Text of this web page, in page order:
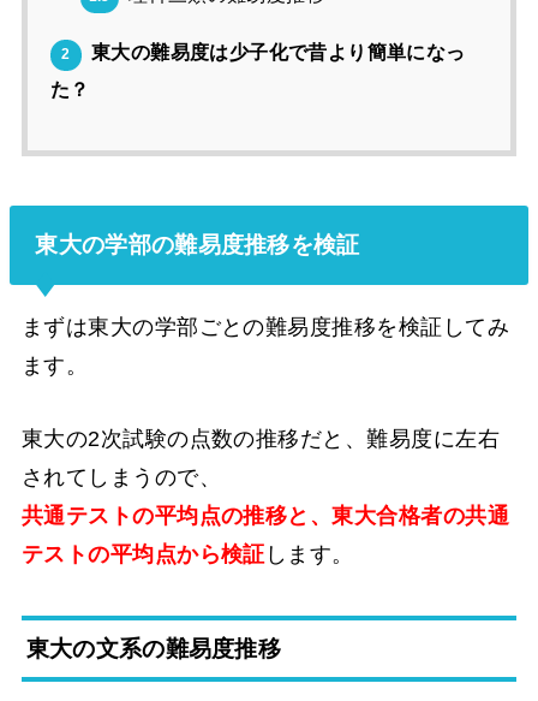
2
東大の難易度は少子化で昔より簡単になっ
た？
東大の学部の難易度推移を検証
まずは東大の学部ごとの難易度推移を検証してみ
ます。
東大の2次試験の点数の推移だと、難易度に左右
されてしまうので、
共通テストの平均点の推移と、東大合格者の共通
テストの平均点から検証 します。
東大の文系の難易度推移